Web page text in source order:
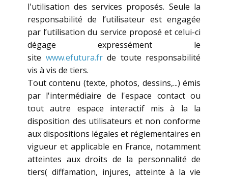
l'utilisation des services proposés. Seule la
responsabilité de l’utilisateur est engagée
par l’utilisation du service proposé et celui-ci
dégage expressément le
site www.efutura.frde toute responsabilité
vis à vis de tiers.
Tout contenu (texte, photos, dessins,...) émis
par l'intermédiaire de l'espace contact ou
tout autre espace interactif mis à la la
disposition des utilisateurs et non conforme
aux dispositions légales et réglementaires en
vigueur et applicable en France, notamment
atteintes aux droits de la personnalité de
tiers( diffamation, injures, atteinte à la vie